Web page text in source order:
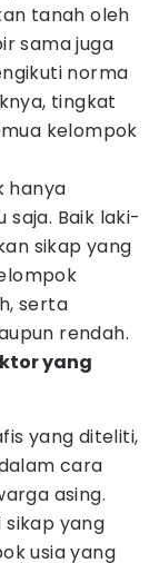
tanah oleh
sama juga
norma
tingkat
kelompok
hanya
Baik laki-
sikap yang
serta
rendah.
yang
yang diteliti,
cara
asing.
sikap yang
usia yang